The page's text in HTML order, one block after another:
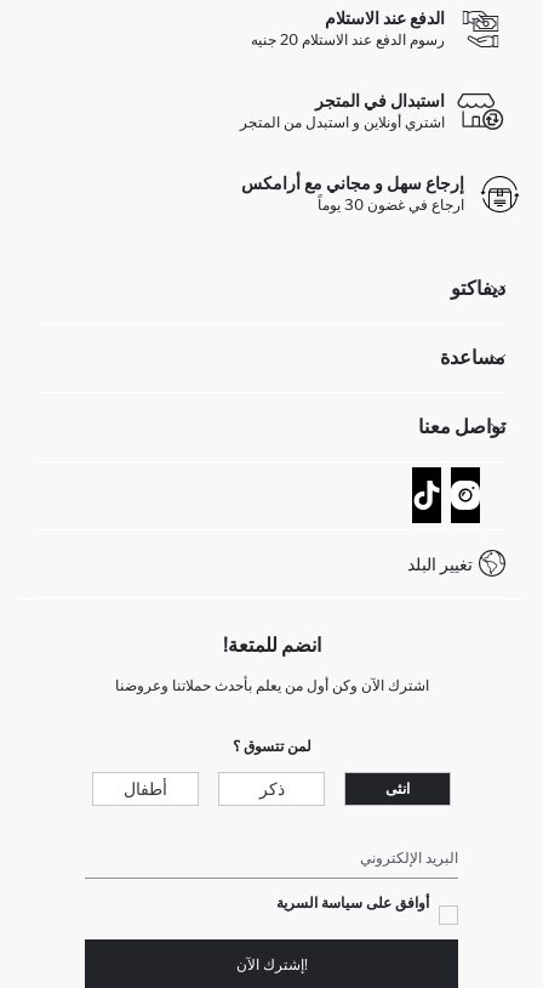
الدفع عند الاستلام
رسوم الدفع عند الاستلام 20 جنيه
استبدال في المتجر
اشتري أونلاين و استبدل من المتجر
إرجاع سهل و مجاني مع أرامكس
ارجاع في غضون 30 يوماً
ديفاكتو
تعرف علينا
GIFT CLUB
مساعدة
عمليات الارجاع و الاستبدال السهلة
تتبع الشحنة
كيف يمكنك التسوق في ديفاكتو ؟
كيف تدفع في ديفاكتو؟
شروط المنافسة
تواصل معنا
نموذج الاتصال
خدمة العملاء
Call Center 19782
تغيير البلد
انضم للمتعة!
اشترك الآن وكن أول من يعلم بأحدث حملاتنا وعروضنا
لمن تتسوق ؟
انثى ذكر أطفال
البريد الإلكتروني
أوافق على سياسة السرية
!إشترك الآن